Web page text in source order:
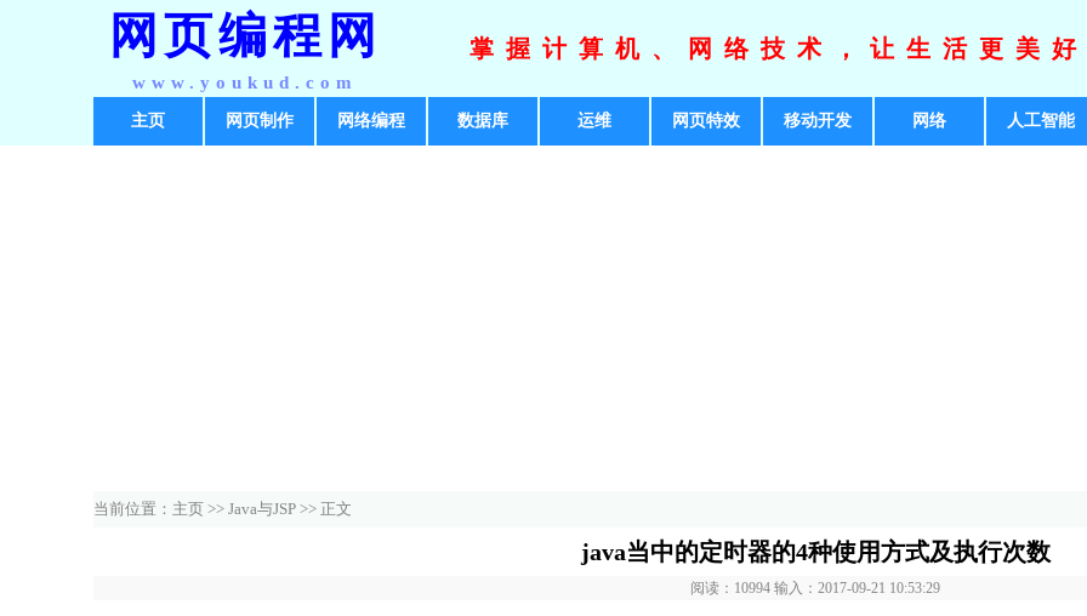
网页编程网
www.youkud.com
掌握计算机、网络技术，让生活更美
主页 网页制作 网络编程 数据库 运维 网页特效 移动开发 网络 人工智能
当前位置： 主页 >> Java与JSP >> 正文
java当中的定时器的4种使用方式及执行次数
阅读：10994 输入：2017-09-21 10:53:29